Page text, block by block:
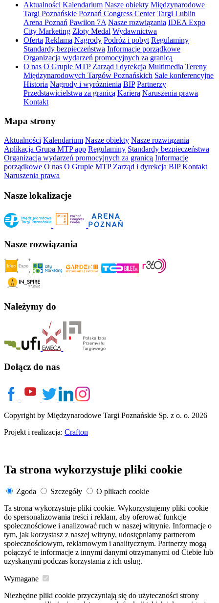
Aktualności Kalendarium Nasze obiekty Międzynarodowe
Targi Poznańskie Poznań Congress Center Targi Lublin
Arena Poznań Pawilon 7A Nasze rozwiązania IDEA Expo
City Marketing Złoty Medal Wydawnictwa
Oferta Reklama Nagrody Podróż i pobyt Regulaminy
Standardy bezpieczeństwa Informacje porządkowe
Organizacja wydarzeń promocyjnych za granicą
O nas O Grupie MTP Zarząd i dyrekcja Multimedia Tereny
Międzynarodowych Targów Poznańskich Sale konferencyjne
Historia Nagrody i wyróżnienia BIP Partnerzy
Przedstawicielstwa za granicą Kariera Naruszenia prawa
Kontakt
Mapa strony
Aktualności Kalendarium Nasze obiekty Nasze rozwiązania
Aplikacja Grupa MTP app Regulaminy Standardy bezpieczeństwa
Organizacja wydarzeń promocyjnych za granicą Informacje
porządkowe O nas O Grupie MTP Zarząd i dyrekcja BIP Kontakt
Naruszenia prawa
Nasze lokalizacje
Nasze rozwiązania
Należymy do
Dołącz do nas
Copyright by Międzynarodowe Targi Poznańskie Sp. z o. o. 2026
Projekt i realizacja: Crafton
Ta strona wykorzystuje pliki cookie
Zgoda Szczegóły
O plikach cookie
Ta strona wykorzystuje pliki cookie. Wykorzystujemy pliki cookie
do spersonalizowania treści i reklam, aby oferować funkcje
społecznościowe i analizować ruch w naszej witrynie. Informacje o
tym, jak korzystasz z naszej witryny, udostępniamy partnerom
społecznościowym, reklamowym i analitycznym. Partnerzy mogą
połączyć te informacje z innymi danymi otrzymanymi od Ciebie lub
uzyskanymi podczas korzystania z ich usług.
Wymagane
Niezbędne pliki cookie przyczyniają się do użyteczności strony